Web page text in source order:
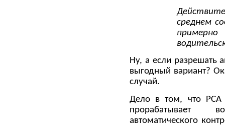
среднем
Ну, а если разрешать
выгодный вариант?
случай.
Дело в том, что РСА
прорабатывает
автоматического